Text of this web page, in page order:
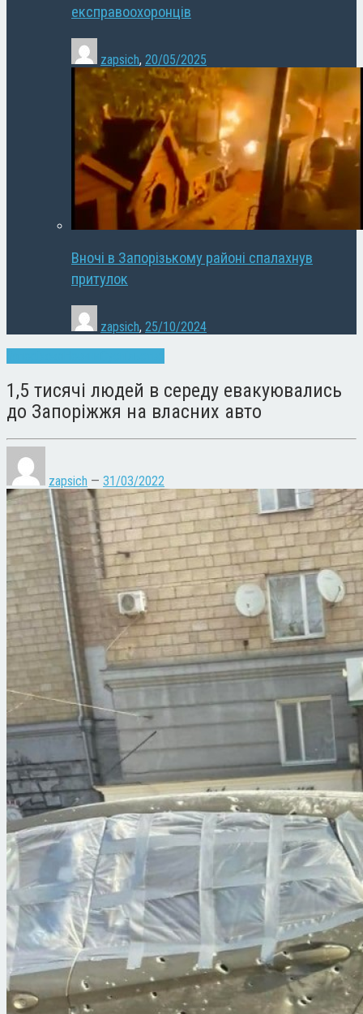
експравоохоронців
zapsich, 20/05/2025
Вночі в Запорізькому районі спалахнув
притулок
zapsich, 25/10/2024
1,5 тисячі людей в середу евакуювались
до Запоріжжя на власних авто
zapsich — 31/03/2022